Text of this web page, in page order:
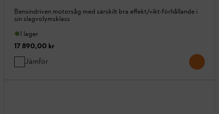
Bensindriven motorsåg med särskilt bra effekt/vikt-förhållande i
sin slagvolymsklass
I lager
17 890,00 kr
Jämför